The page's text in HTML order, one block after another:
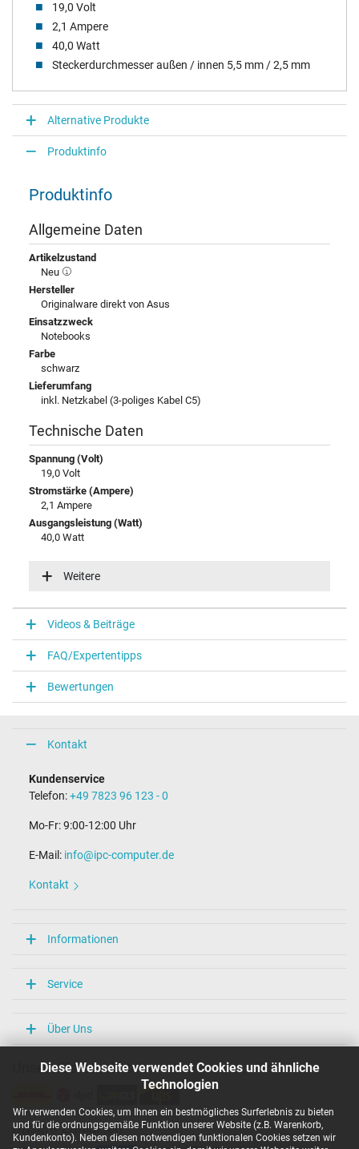
Diese Webseite verwendet Cookies und ähnliche
Technologien
Wir verwenden Cookies, um Ihnen ein bestmögliches Surferlebnis zu bieten
und für die ordnungsgemäße Funktion unserer Website (z.B. Warenkorb,
Kundenkonto). Neben diesen notwendigen funktionalen Cookies setzen wir
19,0 Volt
2,1 Ampere
40,0 Watt
Steckerdurchmesser außen / innen 5,5 mm / 2,5 mm
Alternative Produkte
Produktinfo
Produktinfo
Allgemeine Daten
Artikelzustand
Neu
Hersteller
Originalware direkt von Asus
Einsatzzweck
Notebooks
Farbe
schwarz
Lieferumfang
inkl. Netzkabel (3-poliges Kabel C5)
Technische Daten
Spannung (Volt)
19,0 Volt
Stromstärke (Ampere)
2,1 Ampere
Ausgangsleistung (Watt)
40,0 Watt
100-240V / 50-60Hz
Notebook Stecker
Steckertyp / -form
rund / –
Steckerlänge (mm)
11,0 mm
5,5 mm / 2,5 mm
Länge Anschlusskabel (m) (ca.)
1.75 m
Maße
Länge / Breite / Höhe
Überlast-, kurzschluss- und überhitzungsgeschützt
CCC
PSE
TÜV Geprüfte Sicherheit
UL Nachhaltigkeit
Ukraine Safety
Weitere
Videos & Beiträge
FAQ/Expertentipps
Bewertungen
Kontakt
Kundenservice
Telefon:+49 7823 96 123 - 0
Mo-Fr: 9:00-12:00 Uhr
E-Mail: info@ipc-computer.de
Kontakt
Informationen
Service
Über Uns
Unsere Versandarten
Unsere Zahlarten